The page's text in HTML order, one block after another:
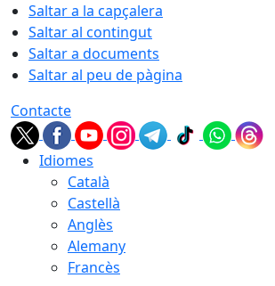
Saltar a la capçalera
Saltar al contingut
Saltar a documents
Saltar al peu de pàgina
Contacte
Idiomes
Català
Castellà
Anglès
Alemany
Francès